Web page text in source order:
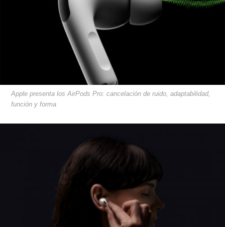
Apple presenta los AirPods Pro: cancelación de ruido, adaptabilidad,
función y forma